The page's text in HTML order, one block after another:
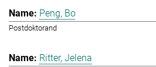
Peng, Bo
Postdoktorand
Ritter, Jelena